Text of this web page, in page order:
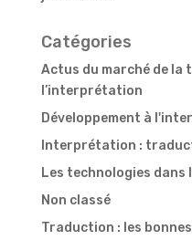
Catégories
Actus du marché de la
l’interprétation
Développement à
Interprétation :
Les technologies
Non classé
Traduction : les